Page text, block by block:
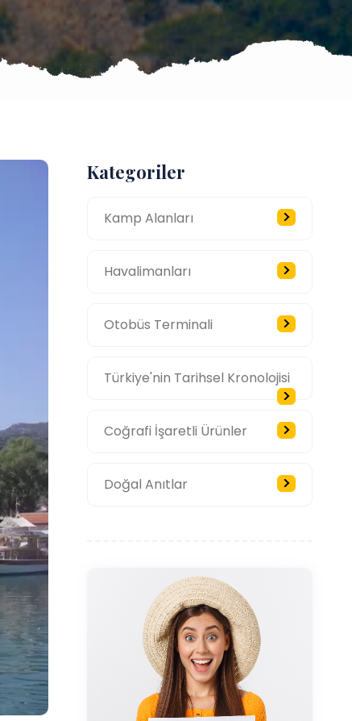
Kategoriler
Kamp Alanları
Havalimanları
Otobüs Terminali
Türkiye'nin Tarihsel Kronolojisi
Coğrafi İşaretli Ürünler
Doğal Anıtlar